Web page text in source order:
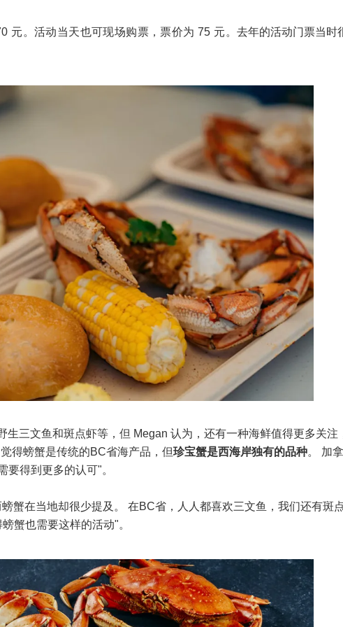
元。活动当天也可现场购票，票价为 75 元。 去年的活动门票当时
三文鱼和斑点虾等，但 Megan 认为，还有一种海鲜值得更多关注
得螃蟹是传统的BC省海产品，但珍宝蟹是西海岸独有的品种。 加
要得到更多的认可"。
蟹在当地却很少提及。 在BC省，人人都喜欢三文鱼，我们还有斑
蟹也需要这样的活动"。